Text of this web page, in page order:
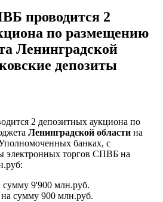
проводится 2
по размещению
Ленинградской
депозиты
2 депозитных аукциона по
Ленинградской области на
банках, с
электронных торгов СПВБ на
сумму 9'900 млн.руб.
сумму 900 млн.руб.